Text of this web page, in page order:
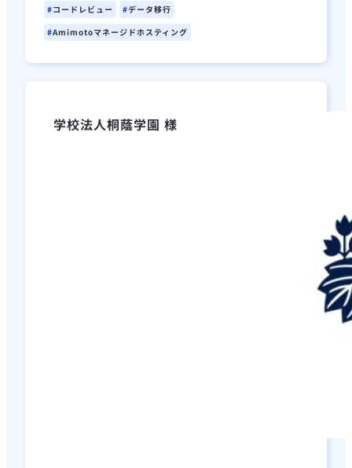
コードレビュー
データ移行
Amimotoマネージドホスティング
学校法人桐蔭学園 様